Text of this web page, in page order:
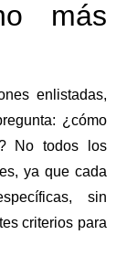
más
enlistadas,
¿cómo
No todos los
ya que cada
sin
criterios para